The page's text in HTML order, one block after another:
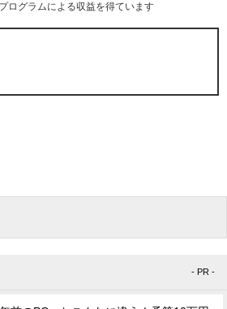
ログラムによる収益を得ています
- PR -